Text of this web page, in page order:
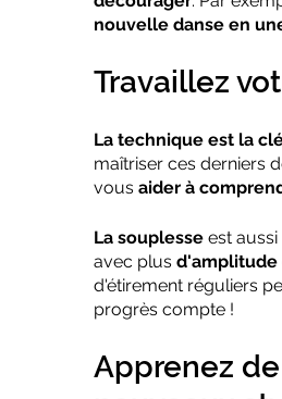
nouvelle danse en
Travaillez
La technique est la
maîtriser ces derniers
vous aider à
La souplesse est
avec plus d'amplitude
d'étirement réguliers
progrès compte !
Apprenez